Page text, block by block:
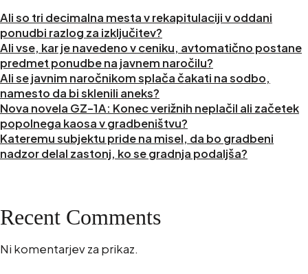
Ali so tri decimalna mesta v rekapitulaciji v oddani
ponudbi razlog za izključitev?
Ali vse, kar je navedeno v ceniku, avtomatično postane
predmet ponudbe na javnem naročilu?
Ali se javnim naročnikom splača čakati na sodbo,
namesto da bi sklenili aneks?
Nova novela GZ-1A: Konec verižnih neplačil ali začetek
popolnega kaosa v gradbeništvu?
Kateremu subjektu pride na misel, da bo gradbeni
nadzor delal zastonj, ko se gradnja podaljša?
Recent Comments
Ni komentarjev za prikaz.